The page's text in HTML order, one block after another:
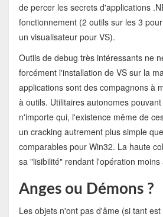
de percer les secrets d'applications
fonctionnement (2 outils sur les 3
un visualisateur pour VS).
Outils de debug très intéressants ne
forcément l'installation de VS sur la
applications sont des compagnons à
à outils. Utilitaires autonomes
n'importe qui, l'existence même de
un cracking autrement plus simple
comparables pour Win32. La haute
sa "lisibilité" rendant l'opération moins
Anges ou Démons ?
Les objets n'ont pas d'âme (si tant